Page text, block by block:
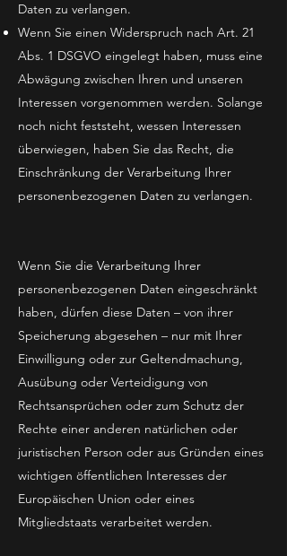
Daten zu verlangen.
Wenn Sie einen Widerspruch nach Art. 21
Abs. 1 DSGVO eingelegt haben, muss eine
Abwägung zwischen Ihren und unseren
Interessen vorgenommen werden. Solange
noch nicht feststeht, wessen Interessen
überwiegen, haben Sie das Recht, die
Einschränkung der Verarbeitung Ihrer
personenbezogenen Daten zu verlangen.
Wenn Sie die Verarbeitung Ihrer
personenbezogenen Daten eingeschränkt
haben, dürfen diese Daten – von ihrer
Speicherung abgesehen – nur mit Ihrer
Einwilligung oder zur Geltendmachung,
Ausübung oder Verteidigung von
Rechtsansprüchen oder zum Schutz der
Rechte einer anderen natürlichen oder
juristischen Person oder aus Gründen eines
wichtigen öffentlichen Interesses der
Europäischen Union oder eines
Mitgliedstaats verarbeitet werden.